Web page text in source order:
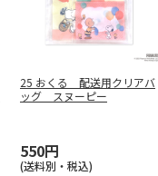
25 おくる 配送用クリアバ
ッグ スヌーピー
550円
(送料別・税込)